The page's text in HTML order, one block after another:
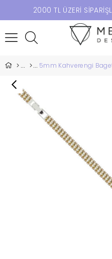
2000 TL ÜZERİ
5mm Kahverengi